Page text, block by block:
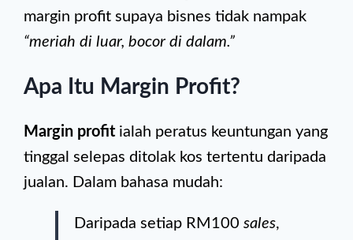
margin profit supaya bisnes tidak nampak
“meriah di luar, bocor di dalam.”
Apa Itu Margin Profit?
Margin profit ialah peratus keuntungan yang
tinggal selepas ditolak kos tertentu daripada
jualan. Dalam bahasa mudah:
Daripada setiap RM100 sales,